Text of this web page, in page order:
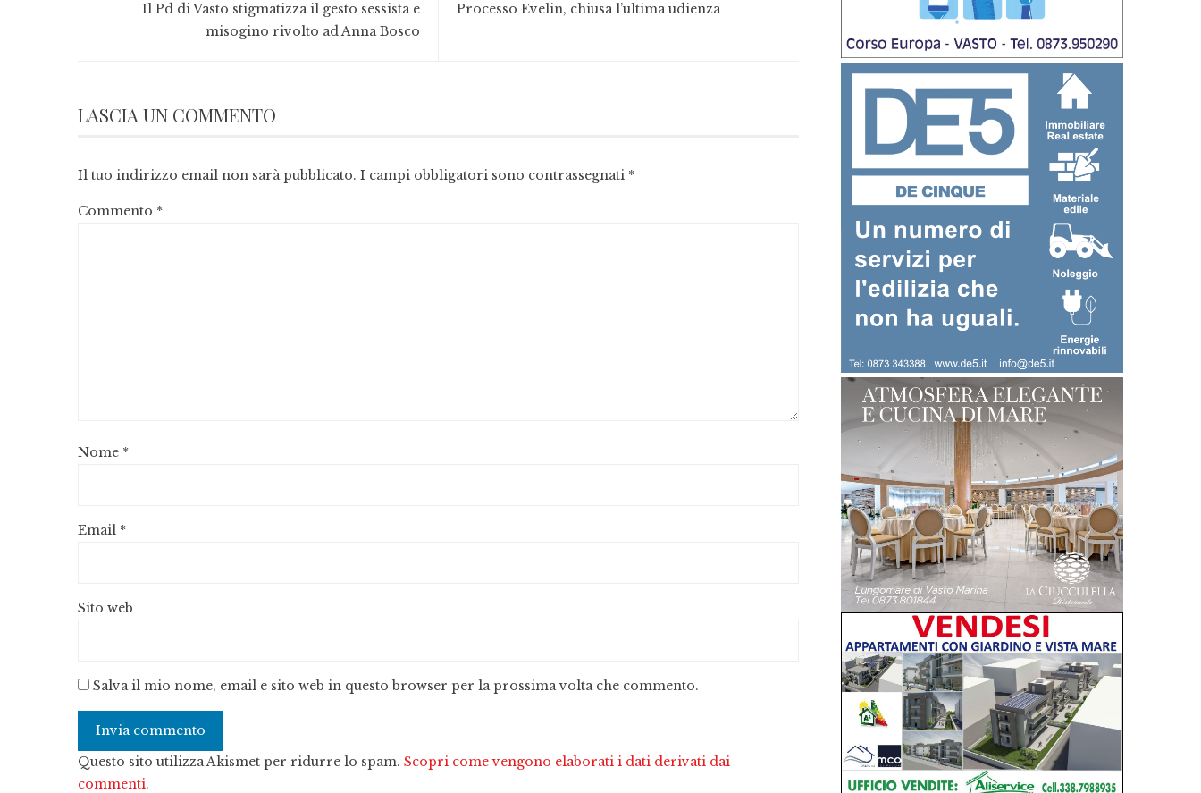
Il Pd di Vasto stigmatizza il gesto sessista e
misogino rivolto ad Anna Bosco
Processo Evelin, chiusa l’ultima udienza
LASCIA UN COMMENTO
Il tuo indirizzo email non sarà pubblicato. I campi obbligatori sono contrassegnati *
Commento *
Nome *
Email *
Sito web
Salva il mio nome, email e sito web in questo browser per la prossima volta che commento.
Questo sito utilizza Akismet per ridurre lo spam. Scopri come vengono elaborati i dati derivati dai
commenti.